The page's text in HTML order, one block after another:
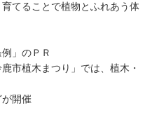
てることで植物とふれあう体
」のＰＲ
植木まつり」では、植木・
開催